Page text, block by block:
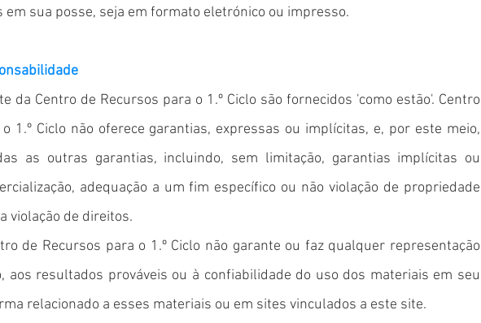
em sua posse, seja em formato eletrónico ou impresso.
da Centro de Recursos para o 1.º Ciclo são fornecidos 'como estão'. Centro
1.º Ciclo não oferece garantias, expressas ou implícitas, e, por este meio,
as outras garantias, incluindo, sem limitação, garantias implícitas ou
adequação a um fim específico ou não violação de propriedade
violação de direitos.
de Recursos para o 1.º Ciclo não garante ou faz qualquer representação
aos resultados prováveis ​​ou à confiabilidade do uso dos materiais em seu
relacionado a esses materiais ou em sites vinculados a este site.